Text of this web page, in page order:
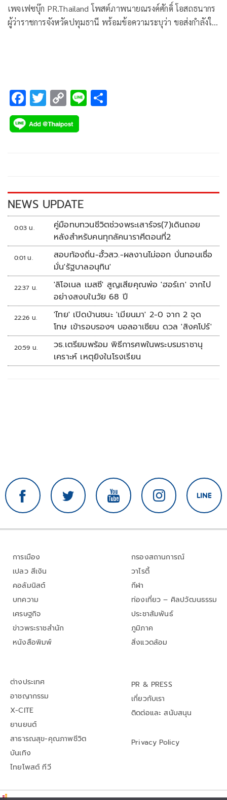
เพจเฟซบุ๊ก PR.Thailand โพสต์ภาพนายณรงค์ศักดิ์ โอสถธนากร
ผู้ว่าราชการจังหวัดปทุมธานี พร้อมข้อความระบุว่า ขอส่งกำลังใจ
F
ac
e
k
T
wi
tt
C
o
p
k
Li
NEWS UPDATE
0:03 น.
คู่มือทบทวนชีวิตช่วงพระเสาร์จร(7)เดินถอย
หลังสำหรับคนทุกลัคนาราศีตอนที่2
0:01 น.
สอบท้องถิ่น-ฮั้วสว.-ผลงานไม่ออก บั่นทอนเชื่อ
มั่น'รัฐบาลอนุทิน'
22:37 น.
'ลิโอเนล เมสซี' สูญเสียคุณพ่อ 'ฮอร์เก' จากไป
อย่างสงบในวัย 68 ปี
22:26 น.
'ไทย' เปิดบ้านชนะ 'เมียนมา' 2-0 จาก 2 จุด
โทษ เข้ารอบรองฯ บอลอาเซียน ดวล 'สิงคโปร์'
20:59 น.
วธ.เตรียมพร้อม พิธีการศพในพระบรมราชานุ
เคราะห์ เหตุยิงในโรงเรียน
การเมือง
เปลว สีเงิน
คอลัมนิสต์
บทความ
เศรษฐกิจ
ข่าวพระราชสำนัก
หนังสือพิมพ์
กรองสถานการณ์
วาไรตี้
กีฬา
ท่องเที่ยว – ศิลปวัฒนธรรม
ประชาสัมพันธ์
ภูมิภาค
สิ่งแวดล้อม
ต่างประเทศ
อาชญากรรม
X-CITE
ยานยนต์
สาธารณสุข-คุณภาพชีวิต
บันเทิง
ไทยโพสต์ ทีวี
PR & PRESS
เกี่ยวกับเรา
ติดต่อและ สนับสนุน
Privacy Policy